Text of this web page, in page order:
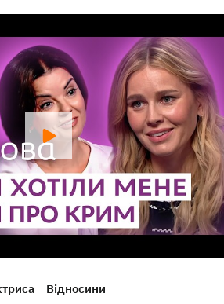
Відносини